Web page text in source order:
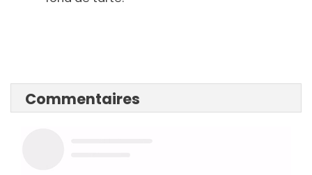
Commentaires